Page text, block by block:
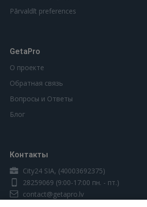
Pārvaldīt preferences
GetaPro
О проекте
Обратная связь
Вопросы и Ответы
Блог
Контакты
City24 SIA, (40003692375)
28259069 (9:00-17:00 пн. - пт.)
contact@getapro.lv